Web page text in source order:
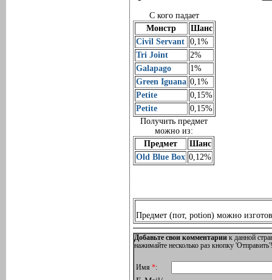
С кого падает
Монстр
Шанс
Civil Servant
0,1%
Tri Joint
2%
Galapago
1%
Green Iguana 0,1%
Petite
0,15%
Petite
0,15%
Получить предмет
можно из:
Предмет
Шанс
Old Blue Box 0,12%
Предмет (пот, potion) можно
Добавьте свои комментарии к данной
нажимайте несколько раз кнопку
Имя*: